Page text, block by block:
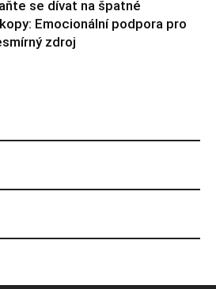
se dívat na špatné
Emocionální podpora pro
zdroj